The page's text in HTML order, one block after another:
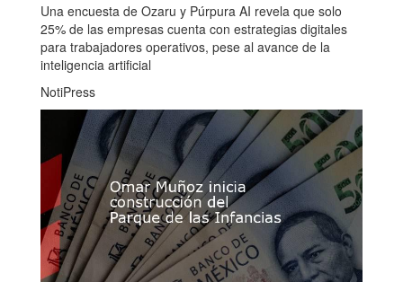
Una encuesta de Ozaru y Púrpura AI revela que solo
25% de las empresas cuenta con estrategias digitales
para trabajadores operativos, pese al avance de la
inteligencia artificial
NotiPress